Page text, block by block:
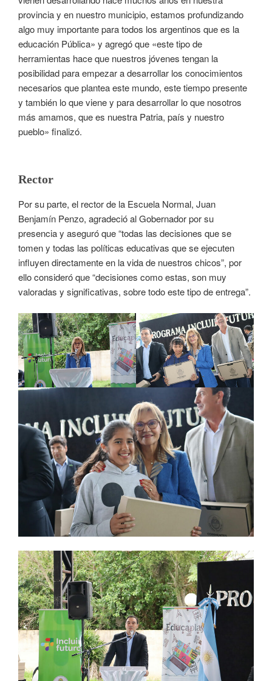
provincia y en nuestro municipio, estamos profundizando
algo muy importante para todos los argentinos que es la
educación Pública» y agregó que «este tipo de
herramientas hace que nuestros jóvenes tengan la
posibilidad para empezar a desarrollar los conocimientos
necesarios que plantea este mundo, este tiempo presente
y también lo que viene y para desarrollar lo que nosotros
más amamos, que es nuestra Patria, país y nuestro
pueblo» finalizó.
Rector
Por su parte, el rector de la Escuela Normal, Juan
Benjamín Penzo, agradeció al Gobernador por su
presencia y aseguró que “todas las decisiones que se
tomen y todas las políticas educativas que se ejecuten
influyen directamente en la vida de nuestros chicos”, por
ello consideró que “decisiones como estas, son muy
valoradas y significativas, sobre todo este tipo de entrega”.